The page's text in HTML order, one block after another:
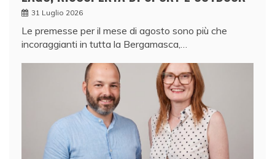
31 Luglio 2026
Le premesse per il mese di agosto sono più che
incoraggianti in tutta la Bergamasca,…